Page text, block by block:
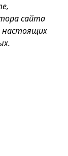
сайта
настоящих